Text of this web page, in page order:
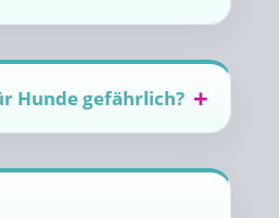
Hunde gefährlich?